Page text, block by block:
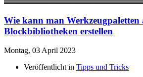
Wie kann man Werkzeugpaletten
Blockbibliotheken erstellen
Montag, 03 April 2023
Veröffentlicht in Tipps und Tricks